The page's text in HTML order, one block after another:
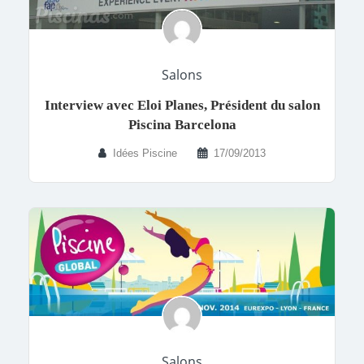
Salons
Interview avec Eloi Planes, Président du salon
Piscina Barcelona
Idées Piscine 17/09/2013